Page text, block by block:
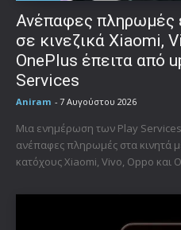
Ανέπαφες πληρωμές
σε κινεζικά Xiaomi,
OnePlus έπειτα από
Services
Aniram - 7 Αυγούστου 2026
Μια ενημέρωση των Play
ανέπαφες πληρωμές στα κινητά
κατόχους Xiaomi, Vivo, Oppo και